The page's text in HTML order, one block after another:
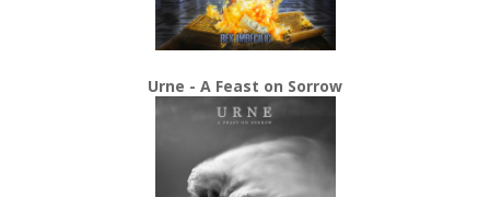
Urne - A Feast on Sorrow